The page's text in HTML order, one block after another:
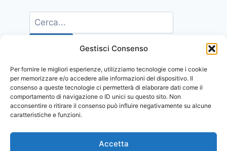
Gestisci Consenso
Per fornire le migliori esperienze, utilizziamo tecnologie come i cookie
per memorizzare e/o accedere alle informazioni del dispositivo. Il
consenso a queste tecnologie ci permetterà di elaborare dati come il
comportamento di navigazione o ID unici su questo sito. Non
acconsentire o ritirare il consenso può influire negativamente su alcune
caratteristiche e funzioni.
Accetta